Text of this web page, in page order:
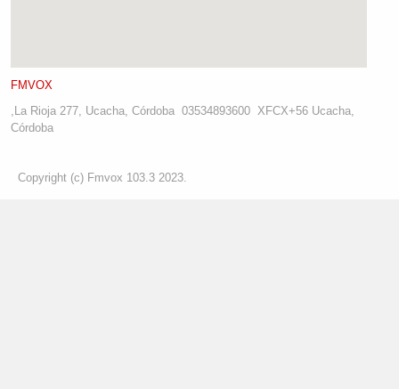
FMVOX
, La Rioja 277, Ucacha, Córdoba 03534893600 XFCX+56 Ucacha,
Córdoba
Copyright (c) Fmvox 103.3 2023.